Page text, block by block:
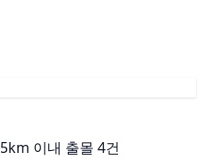
5km 이내 출몰 4건